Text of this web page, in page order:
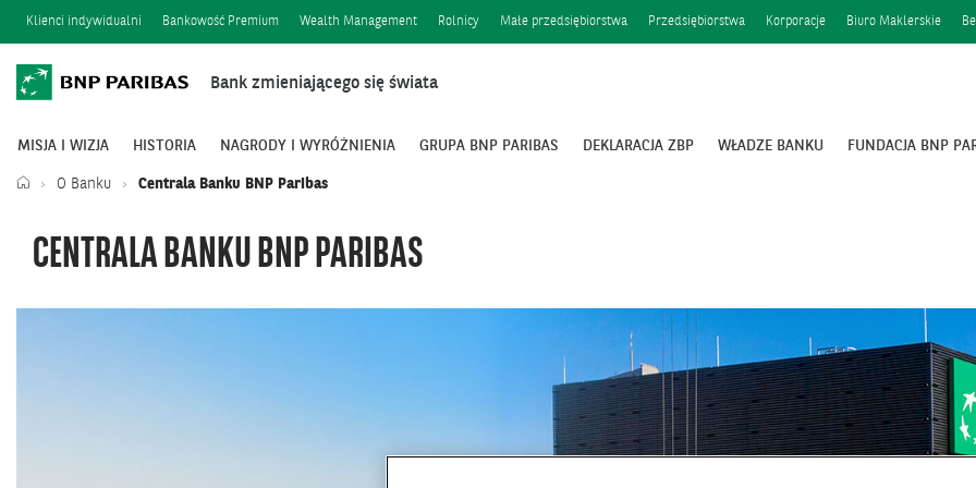
Klienci indywidualni Bankowość Premium Wealth Management Rolnicy Małe przedsiębiorstwa Przedsiębiorstwa Korporacje Biuro Maklerskie
Bank zmieniającego się świata
MISJA I WIZJA HISTORIA NAGRODY I WYRÓŻNIENIA GRUPA BNP PARIBAS DEKLARACJA ZBP WŁADZE BANKU FUNDACJA BNP
O Banku Centrala Banku BNP Paribas
CENTRALA BANKU BNP PARIBAS